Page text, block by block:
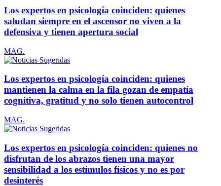
Los expertos en psicología coinciden: quienes
saludan siempre en el ascensor no viven a la
defensiva y tienen apertura social
MAG.
Los expertos en psicología coinciden: quienes
mantienen la calma en la fila gozan de empatía
cognitiva, gratitud y no solo tienen autocontrol
MAG.
Los expertos en psicología coinciden: quienes no
disfrutan de los abrazos tienen una mayor
sensibilidad a los estímulos físicos y no es por
desinterés